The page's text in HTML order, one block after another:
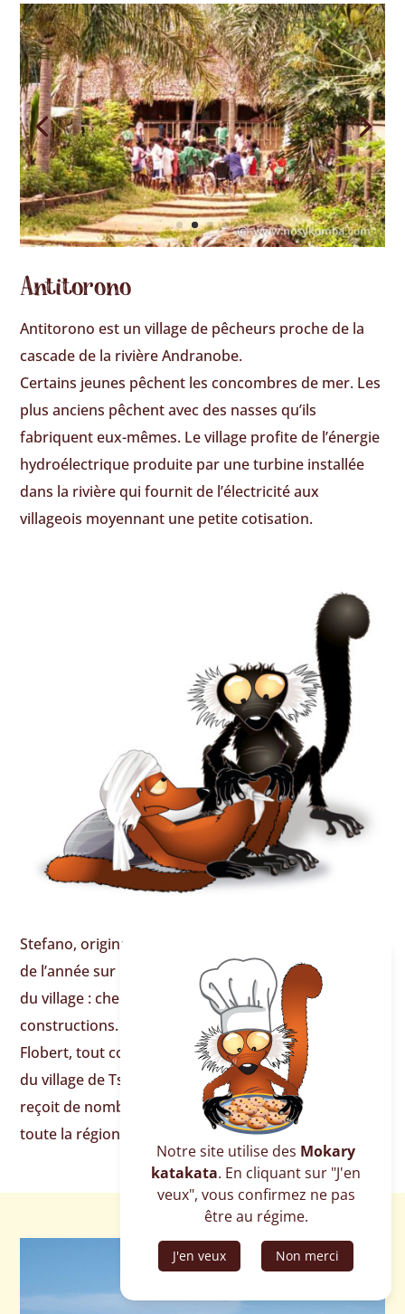
Antitorono
Antitorono est un village de pêcheurs proche de la
cascade de la rivière Andranobe.
Certains jeunes pêchent les concombres de mer. Les
plus anciens pêchent avec des nasses qu’ils
fabriquent eux-mêmes. Le village profite de l’énergie
hydroélectrique produite par une turbine installée
dans la rivière qui fournit de l’électricité aux
villageois moyennant une petite cotisation.
Stefano, originaire de Rome, passe une bonne partie
de l’année sur place et s’occupe du développement
du village : chemins, distribution d’eau, école,
constructions.
Flobert, tout comme son père Robert le rebouteux
du village de Tsarabanja, est un ostéopathe local qui
reçoit de nombreux patients de l’île, mais aussi de
toute la région.
Notre site utilise des Mokary
katakata. En cliquant sur "J'en
veux", vous confirmez ne pas
être au régime.
J'en veux Non merci